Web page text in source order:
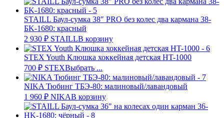
STAILL Баул-сумка 38″ PRO без колес два кармана 38-
БK-1680: красный
2 930 ₽ STAILLВ корзину
STEX Youth Клюшка хоккейная детская HT-1000
700 ₽ STEXВыбрать ...
NIKA Тюбинг ТБЭ-80: малиновый/лавандовый
1 960 ₽ NIKAВ корзину